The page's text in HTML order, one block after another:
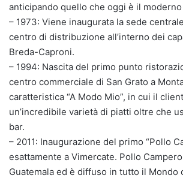
anticipando quello che oggi è il
– 1973: Viene inaugurata la sede
centro di distribuzione all’interno dei
Breda-Caproni.
– 1994: Nascita del primo punto
centro commerciale di San Grato a
caratteristica “A Modo Mio”, in cui il
un’incredibile varietà di piatti oltre che
bar.
– 2011: Inaugurazione del primo “Pollo
esattamente a Vimercate. Pollo
Guatemala ed è diffuso in tutto il Mondo